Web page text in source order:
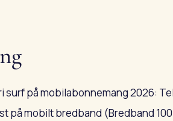
surf på mobilabonnemang 2026:
på mobilt bredband (Bredband